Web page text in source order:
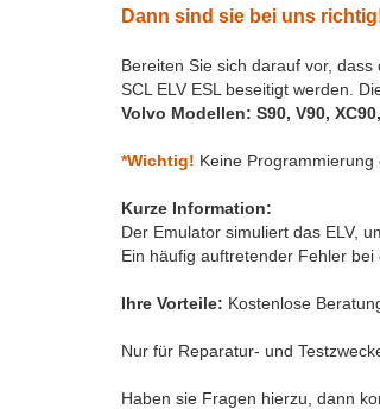
Dann sind sie bei uns
Bereiten Sie sich darauf vor,
SCL ELV ESL beseitigt werden.
Volvo Modellen: S90, V90,
*Wichtig! Keine
Kurze Information:
Der Emulator simuliert das ELV,
Ein häufig auftretender Fehler
Ihre Vorteile: Kostenlose
Nur für Reparatur- und
Haben sie Fragen hierzu, dann